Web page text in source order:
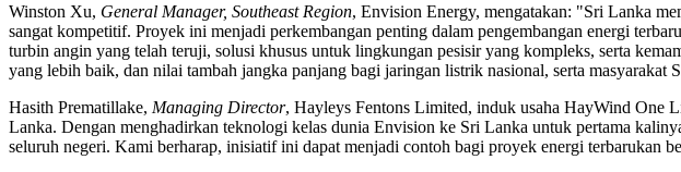
Winston Xu, General Manager, Southeast Region, Envision Energy, mengatakan: "Sri Lanka
sangat kompetitif. Proyek ini menjadi perkembangan penting dalam pengembangan energi
turbin angin yang telah teruji, solusi khusus untuk lingkungan pesisir yang kompleks, serta
yang lebih baik, dan nilai tambah jangka panjang bagi jaringan listrik nasional, serta masyarakat
Hasith Prematillake, Managing Director, Hayleys Fentons Limited, induk usaha HayWind One
Lanka. Dengan menghadirkan teknologi kelas dunia Envision ke Sri Lanka untuk pertama
seluruh negeri. Kami berharap, inisiatif ini dapat menjadi contoh bagi proyek energi terbarukan